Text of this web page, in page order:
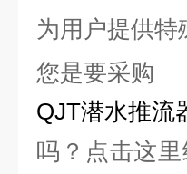
为用户提供特
您是要采购
QJT潜水推流
吗？点击这